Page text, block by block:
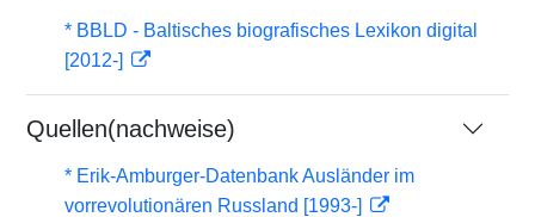
* BBLD - Baltisches biografisches Lexikon digital
[2012-]
Quellen(nachweise)
* Erik-Amburger-Datenbank Ausländer im
vorrevolutionären Russland [1993-]